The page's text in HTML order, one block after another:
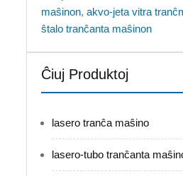
maŝinon,akvo-jeta vitra
ŝtalo tranĉanta maŝinon
Ĉiuj Produktoj
lasero tranĉa maŝino
lasero-tubo tranĉanta